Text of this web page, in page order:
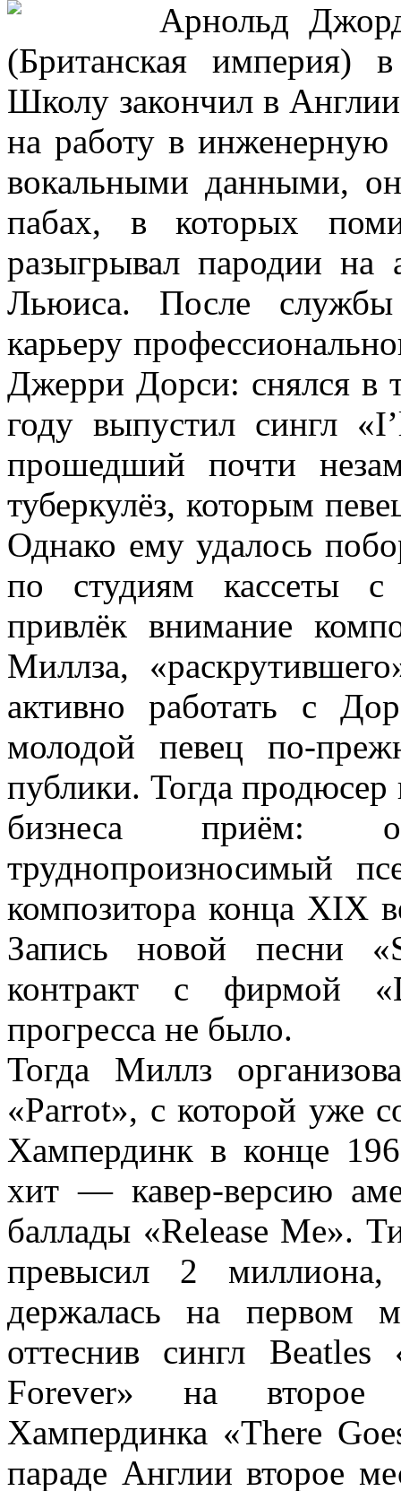
Арнольд
(Британская империя)
Школу закончил в
на работу в
вокальными данными,
пабах, в которых
разыгрывал пародии на
Льюиса. После
карьеру
Джерри Дорси: снялся в
году выпустил сингл
прошедший почти
туберкулёз, которым
Однако ему удалось
по студиям кассеты с
привлёк внимание
Миллза,
активно работать с
молодой певец по-
публики. Тогда
бизнеса приём:
труднопроизносимый
композитора конца XIX
Запись новой песни
контракт с фирмой
прогресса не было.
Тогда Миллз
«Parrot», с которой уже
Хампердинк в конце
хит — кавер-версию
баллады «Release Me».
превысил 2
держалась на первом
оттеснив сингл
Forever» на второе
Хампердинка «There
параде Англии второе